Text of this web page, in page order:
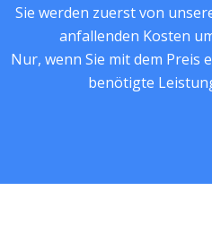
Sie werden zuerst von
anfallenden Kosten
Nur, wenn Sie mit dem Preis
benötigte